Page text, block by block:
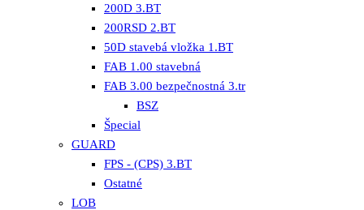
200D 3.BT
200RSD 2.BT
50D stavebá vložka 1.BT
FAB 1.00 stavebná
FAB 3.00 bezpečnostná 3.tr
BSZ
Špecial
GUARD
FPS - (CPS) 3.BT
Ostatné
LOB